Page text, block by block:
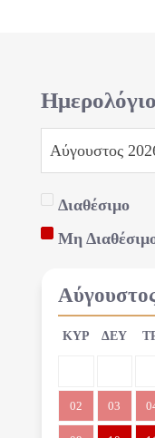
Διαθέσιμο
Μη
ΚΥΡ ΔΕΥ
02 03